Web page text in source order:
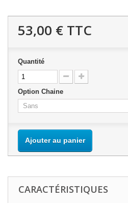
53,00 € TTC
Quantité
Option Chaine
Ajouter au panier
CARACTÉRISTIQUES